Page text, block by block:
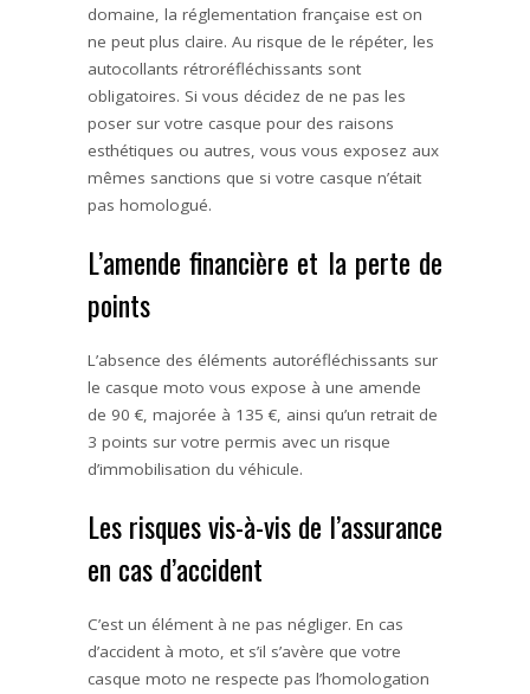
domaine, la réglementation française est on
ne peut plus claire. Au risque de le répéter, les
autocollants rétroréfléchissants sont
obligatoires. Si vous décidez de ne pas les
poser sur votre casque pour des raisons
esthétiques ou autres, vous vous exposez aux
mêmes sanctions que si votre casque n’était
pas homologué.
L’amende financière et la perte de
points
L’absence des éléments autoréfléchissants sur
le casque moto vous expose à une amende
de 90 €, majorée à 135 €, ainsi qu’un retrait de
3 points sur votre permis avec un risque
d’immobilisation du véhicule.
Les risques vis-à-vis de l’assurance
en cas d’accident
C’est un élément à ne pas négliger. En cas
d’accident à moto, et s’il s’avère que votre
casque moto ne respecte pas l’homologation